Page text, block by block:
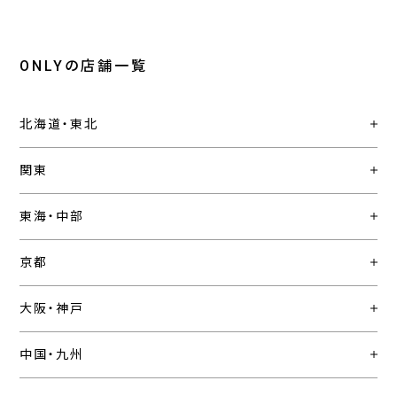
ONLYの店舗一覧
北海道・東北
関東
東海・中部
京都
大阪・神戸
中国・九州